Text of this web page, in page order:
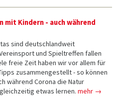
mit Kindern - auch während
sind deutschlandweit
und Spieltreffen fallen
freie Zeit haben wir vor allem für
zusammengestellt - so können
während Corona die Natur
etwas lernen. mehr →